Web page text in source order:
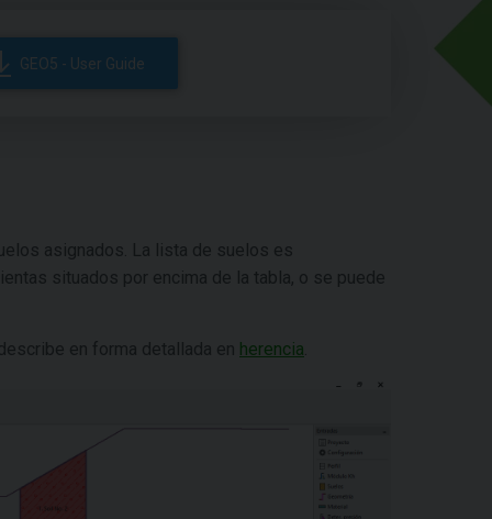
GEO5 - User Guide
asignados. La lista de suelos es
situados por encima de la tabla, o se puede
en forma detallada en herencia